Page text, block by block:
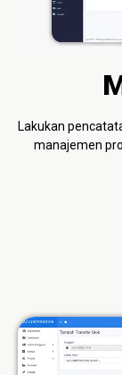
Lakukan
manajemen